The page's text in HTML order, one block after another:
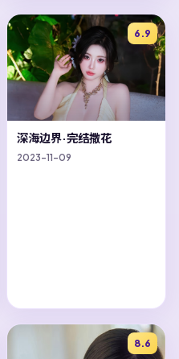
6.9
深海边界·完结撒花
2023-11-09
8.6